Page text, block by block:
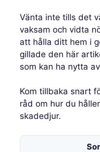
Vänta inte tills det
vaksam och vidta
att hålla ditt hem i
gillade den här
som kan ha nytta
Kom tillbaka snart
råd om hur du
skadedjur.